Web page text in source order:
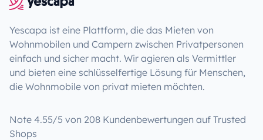
Yescapa ist eine Plattform, die das Mieten von
Wohnmobilen und Campern zwischen Privatpersonen
einfach und sicher macht. Wir agieren als Vermittler
und bieten eine schlüsselfertige Lösung für Menschen,
die Wohnmobile von privat mieten möchten.
Note 4.55/5 von 208 Kundenbewertungen auf Trusted
Shops